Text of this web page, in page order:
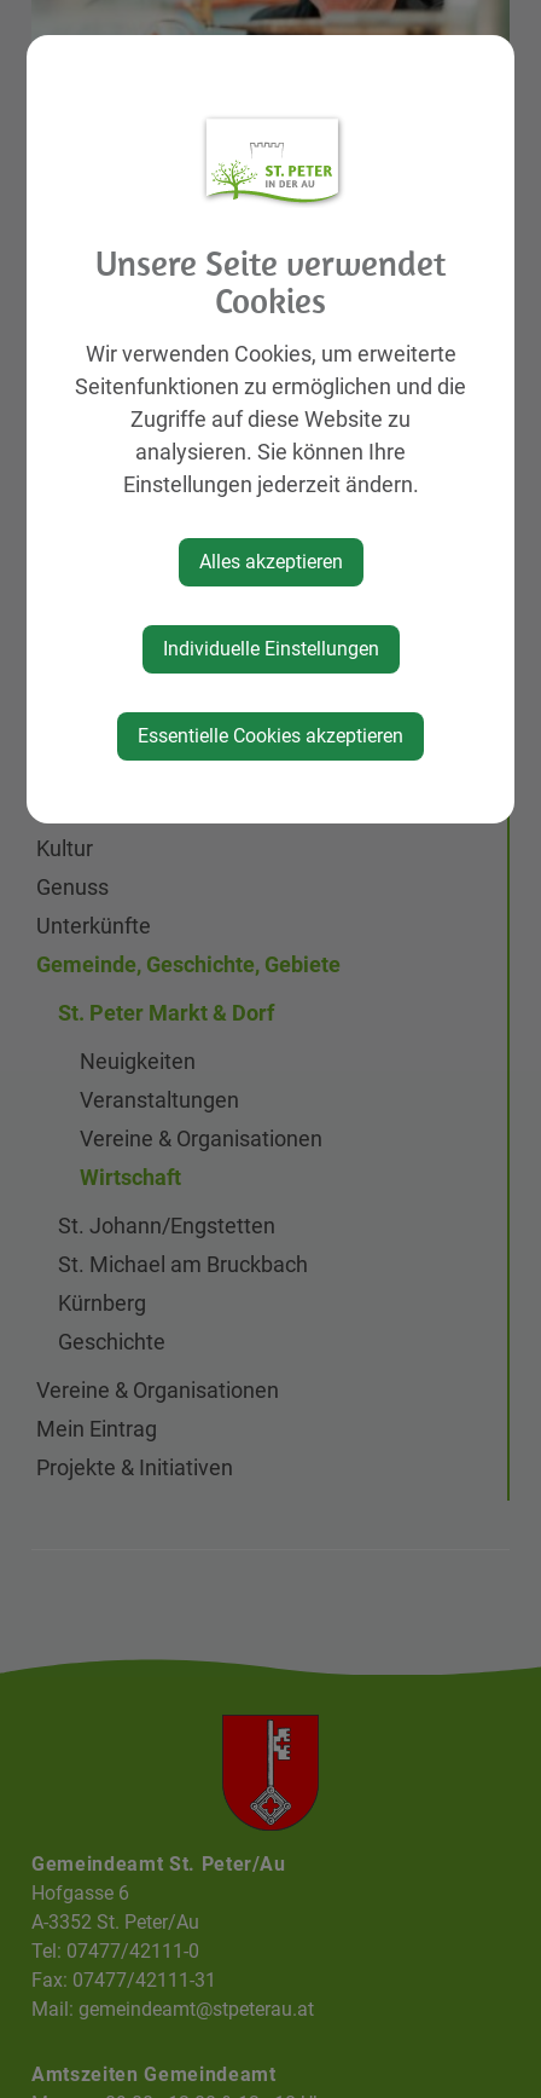
GEMEINDELEBEN
St. Peter in der Au APP
Rund ums Kind Basar
Kultur
Genuss
Unterkünfte
Gemeinde, Geschichte, Gebiete
St. Peter Markt & Dorf
Neuigkeiten
Veranstaltungen
Vereine & Organisationen
Wirtschaft
St. Johann/Engstetten
St. Michael am Bruckbach
Kürnberg
Geschichte
Vereine & Organisationen
Mein Eintrag
Projekte & Initiativen
Gemeindeamt St. Peter/Au
Hofgasse 6
A-3352 St. Peter/Au
Tel: 07477/42111-0
Fax: 07477/42111-31
Mail:gemeindeamt@stpeterau.at
Amtszeiten Gemeindeamt
Unsere Seite verwendet
Cookies
Wir verwenden Cookies, um erweiterte
Seitenfunktionen zu ermöglichen und die
Zugriffe auf diese Website zu
analysieren. Sie können Ihre
Einstellungen jederzeit ändern.
Alles akzeptieren
Individuelle Einstellungen
Essentielle Cookies akzeptieren